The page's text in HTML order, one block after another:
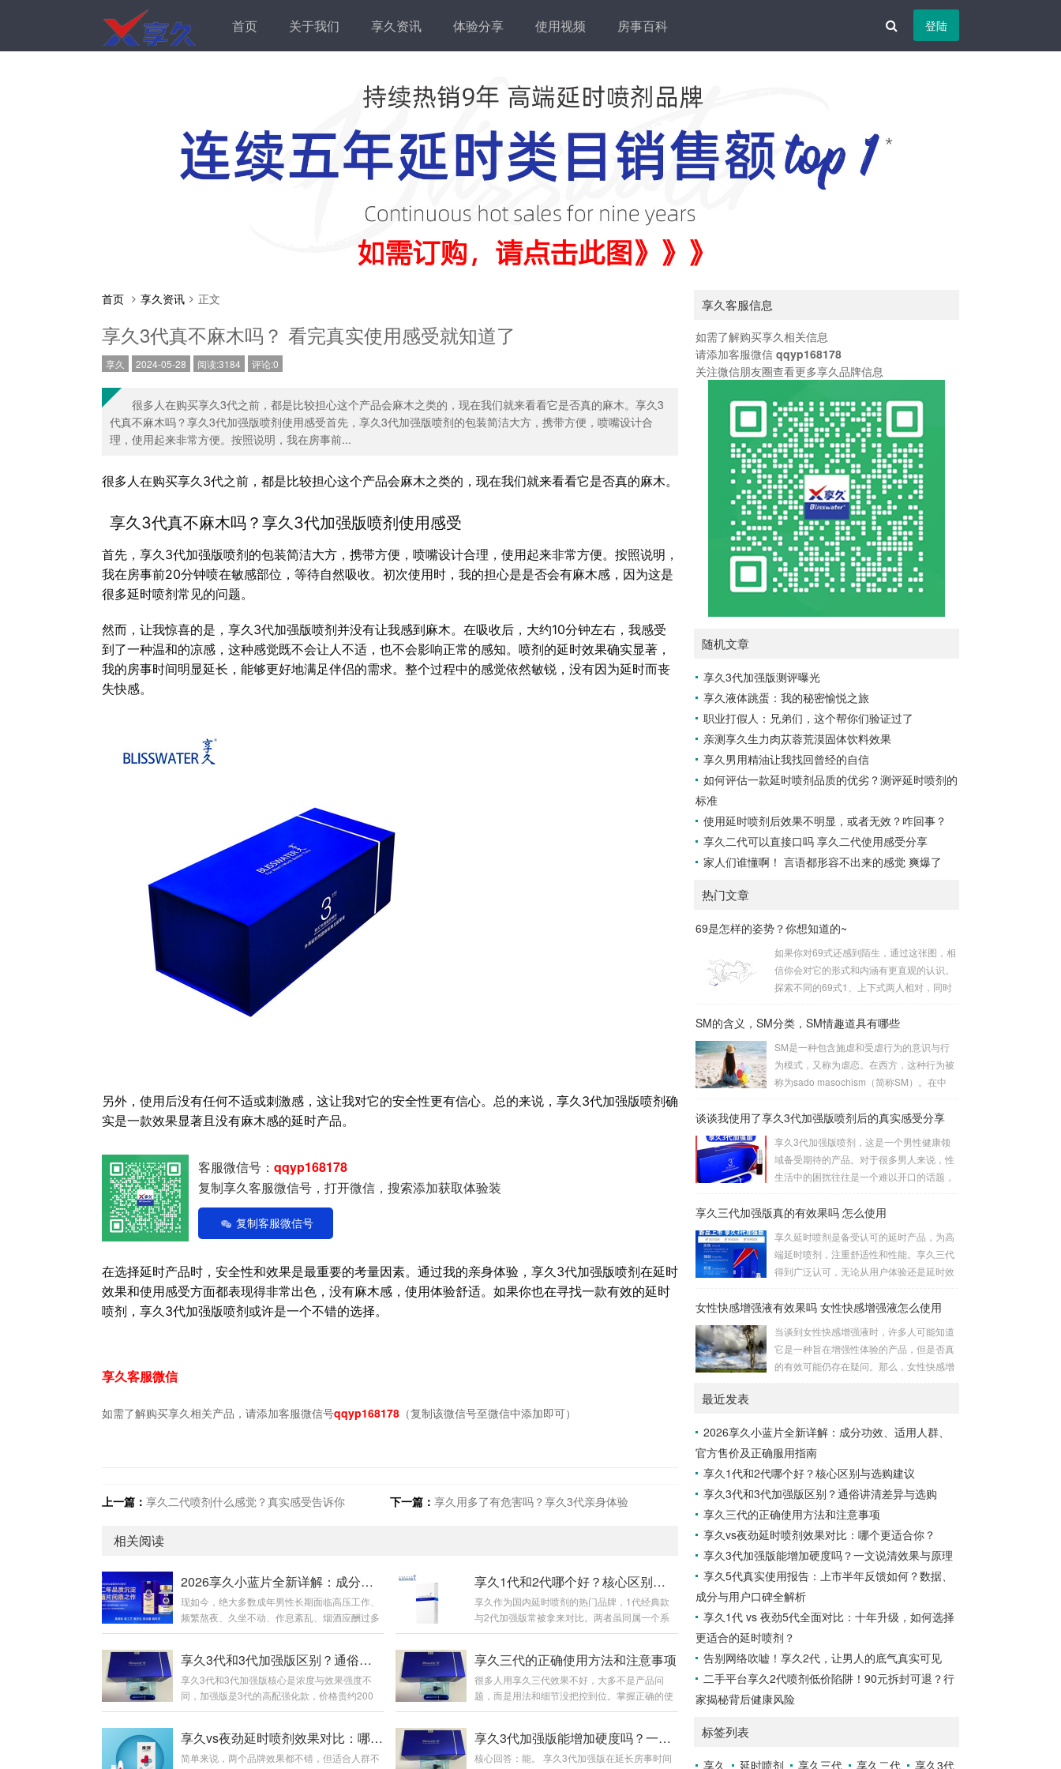
首页 关于我们 享久资讯 体验分享 使用视频 房事百科 登陆
首页 享久资讯 正文
享久3代真不麻木吗？ 看完真实使用感受就知道了
享久 2024-05-28 阅读:3184 评论:0
很多人在购买享久3代之前，都是比较担心这个产品会麻木之类的，现在我们就来看看它是否真的麻木。享久3
代真不麻木吗？享久3代加强版喷剂使用感受首先，享久3代加强版喷剂的包装简洁大方，携带方便，喷嘴设计合
理，使用起来非常方便。按照说明，我在房事前...
很多人在购买享久3代之前，都是比较担心这个产品会麻木之类的，现在我们就来看看它是否真的麻木。
享久3代真不麻木吗？享久3代加强版喷剂使用感受
首先，享久3代加强版喷剂的包装简洁大方，携带方便，喷嘴设计合理，使用起来非常方便。按照说明，
我在房事前20分钟喷在敏感部位，等待自然吸收。初次使用时，我的担心是是否会有麻木感，因为这是
很多延时喷剂常见的问题。
然而，让我惊喜的是，享久3代加强版喷剂并没有让我感到麻木。在吸收后，大约10分钟左右，我感受
到了一种温和的凉感，这种感觉既不会让人不适，也不会影响正常的感知。喷剂的延时效果确实显著，
我的房事时间明显延长，能够更好地满足伴侣的需求。整个过程中的感觉依然敏锐，没有因为延时而丧
失快感。
另外，使用后没有任何不适或刺激感，这让我对它的安全性更有信心。总的来说，享久3代加强版喷剂确
实是一款效果显著且没有麻木感的延时产品。
客服微信号： qqyp168178
复制享久客服微信号，打开微信，搜索添加获取体验装
复制客服微信号
在选择延时产品时，安全性和效果是最重要的考量因素。通过我的亲身体验，享久3代加强版喷剂在延时
效果和使用感受方面都表现得非常出色，没有麻木感，使用体验舒适。如果你也在寻找一款有效的延时
喷剂，享久3代加强版喷剂或许是一个不错的选择。
享久客服微信
如需了解购买享久相关产品，请添加客服微信号qqyp168178 （复制该微信号至微信中添加即可）
上一篇： 享久二代喷剂什么感觉？真实感受告诉你 下一篇： 享久用多了有危害吗？享久3代亲身体验
相关阅读
2026享久小蓝片全新详解：成分功效、适用人群、官方售价及正确服用指南
现如今，绝大多数成年男性长期面临高压工作、
频繁熬夜、久坐不动、作息紊乱、烟酒应酬过多
等问题。很多男性明明体检各项指标正常，身体
膝酸软、事后疲惫难恢复等隐性透支问题。市面
上男性养护产品鱼龙混杂，速效产品副作用大、
易产生依赖性，传统滋补品见效慢、腥味重、吸
收差。为此，专注男性健康养护多年的知名品牌
红参肉苁蓉耐力片（俗称：享久小蓝瓶/享久小蓝
片）。一款专为中国男性体质量身打造的国标特
享久1代和2代哪个好？核心区别与选购建议
享久作为国内延时喷剂的热门品牌，1代经典款
与2代加强版常被拿来对比。两者虽同属一个系
列，但在配方、起效速度、使用体感及性价比上
配需求的款式。先看基础定位与核心配方。享久
1代是2015年上市的初代产品，作为品牌入门
款，配方主打基础天然草本成分，成分浓度适
中，核心作用是初步降低敏感度，满足基础延时
关键款，2023年升级为加强版，配方大幅优化，
添加红高颗、锁阳、肾精草等名贵草本，浓度更
享久3代和3代加强版区别？通俗讲清差异与选购
享久3代和3代加强版核心是浓度与效果强度不
同，加强版是3代的高配强化款，价格贵约200
元，适合追求更强效果的人；标准版更温和，适
代标准版：纯蓝色礼盒，瓶子无“+”标识，整体简
约。3代加强版：礼盒侧边有红色条纹，瓶身LO
享久三代的正确使用方法和注意事项
很多人用享久三代效果不好，大多不是产品问
题，而是用法和细节没把控到位。掌握正确的使
用步骤，规避常见误区，才能充分发挥产品效
了完整、接地气的实操用法和核心注意事项。
一、标准使用方法清洁干爽：事前洗净私处，擦
享久vs夜劲延时喷剂效果对比：哪个更适合你？
简单来说，两个品牌效果都不错，但适合人群不
享久3代加强版能增加硬度吗？一文说清效果与原理
核心回答：能。 享久3代加强版在延长房事时间
享久客服信息
如需了解购买享久相关信息
请添加客服微信 qqyp168178
关注微信朋友圈查看更多享久品牌信息
随机文章
享久3代加强版测评曝光
享久液体跳蛋：我的秘密愉悦之旅
职业打假人：兄弟们，这个帮你们验证过了
亲测享久生力肉苁蓉荒漠固体饮料效果
享久男用精油让我找回曾经的自信
如何评估一款延时喷剂品质的优劣？测评延时喷剂的
标准
使用延时喷剂后效果不明显，或者无效？咋回事？
享久二代可以直接口吗 享久二代使用感受分享
家人们谁懂啊！ 言语都形容不出来的感觉 爽爆了
热门文章
69是怎样的姿势？你想知道的~
如果你对69式还感到陌生，通过这张图，相
信你会对它的形式和内涵有更直观的认识。
探索不同的69式1、上下式两人相对，同时
出深度的身体交流。2、侧躺式最为舒适的
这种体位让双方能更轻松地互相口爱。3、
立式是一种较为高难度的体位，其中一人站
立，而另一人倒立。考验了男女双方身体素
势的独特之处在于，女性可以更轻松地掌控
伴侣的口舌刺激，同时避免疲劳。男性则可
通过合适的角度和...
SM的含义，SM分类，SM情趣道具有哪些
SM是一种包含施虐和受虐行为的意识与行
为模式，又称为虐恋。在西方，这种行为被
称为sado masochism（简称SM）。在中
词是由施虐倾向（Sadism）和受虐倾向（M
们通常所说的SM。SM情趣道具包括捆绑和
束缚、悬吊、性辅助工具、灌肠、导尿、窒
息、穿刺穿环、舔、野外调教、蜡烛、冰
具在使用时需要注意安全和卫生，尤其是涉
及到身体部位的刺激和捆绑时，要注意血...
谈谈我使用了享久3代加强版喷剂后的真实感受分享
享久3代加强版喷剂，这是一个男性健康领
域备受期待的产品。对于很多男人来说，性
生活中的困扰往往是一个难以开口的话题，
之道。我对这款产品的真实感受是非常积极
了显著的帮助。首先，我要强调的是这个产
品的使用非常简单。只需将享久3代加强版
喷剂喷洒在阳具上，然后轻轻按摩，稍等片
我来说非常重要，因为它不需要繁琐的准备
或额外的设备，而是一个方便且离不开家的
解决方案。当我第一次使用...
享久三代加强版真的有效果吗 怎么使用
享久延时喷剂是备受认可的延时产品，为高
端延时喷剂，注重舒适性和性能。享久三代
得到广泛认可，无论从用户体验还是延时效
理解析享久三代的成分包括红高颗、丁香、
参、秦椒、乙醇等。这些成分不仅减少敏感
度以延长时间，还添加了提升快感的成分，
实现延时效果的同时保留性生活的乐趣。产
效，30分钟至7小时内效果最佳，15小时内
持续有效。清洗...
女性快感增强液有效果吗 女性快感增强液怎么使用
当谈到女性快感增强液时，许多人可能知道
它是一种旨在增强性体验的产品，但是否真
的有效可能仍存在疑问。那么，女性快感增
液是一种针对女性的产品，据称可以增强性
欲。如果你在性方面感到冷漠，可以考虑尝
试这种产品，它可能有助于提高性表现，并
增加私处的敏感度，从而改善性生活。如果
性快感增强液来满足你的生理需求。女性快
感增强液的使用方法女性快感...
最近发表
2026享久小蓝片全新详解：成分功效、适用人群、
官方售价及正确服用指南
享久1代和2代哪个好？核心区别与选购建议
享久3代和3代加强版区别？通俗讲清差异与选购
享久三代的正确使用方法和注意事项
享久vs夜劲延时喷剂效果对比：哪个更适合你？
享久3代加强版能增加硬度吗？一文说清效果与原理
享久5代真实使用报告：上市半年反馈如何？数据、
成分与用户口碑全解析
享久1代 vs 夜劲5代全面对比：十年升级，如何选择
更适合的延时喷剂？
告别网络吹嘘！享久2代，让男人的底气真实可见
二手平台享久2代喷剂低价陷阱！90元拆封可退？行
家揭秘背后健康风险
标签列表
享久 延时喷剂 享久三代 享久二代 享久3代